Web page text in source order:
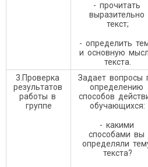
- прочитать
выразительно
текст;
- определить
и основную
текста.
3.Проверка
результатов
работы в
группе
Задает вопросы
определению
способов
обучающихся:
- какими
способами вы
определяли
текста?